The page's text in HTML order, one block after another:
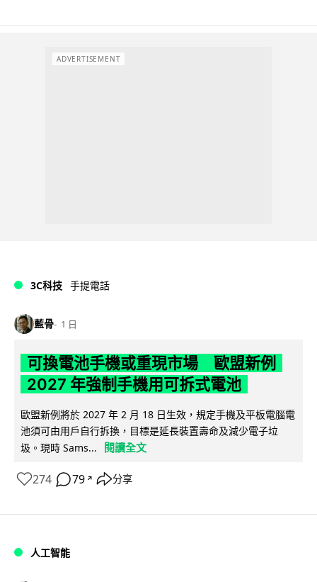
ADVERTISEMENT
3C科技 手提電話
藍骨 1 日
可換電池手機或重現市場 歐盟新例
2027 年強制手機用可拆式電池
歐盟新例將於 2027 年 2 月 18 日生效，規定手機及平板電腦電
池須可由用戶自行拆換，目標是延長裝置壽命及減少電子垃
圾。現時 Sams...
閱讀全文
274 79 ↗ 分享
人工智能